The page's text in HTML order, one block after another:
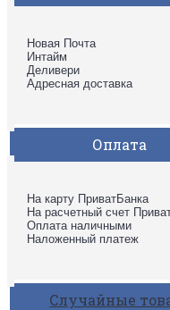
Новая Почта
Интайм
Деливери
Адресная доставка
Оплата
На карту ПриватБанка
На расчетный счет
Оплата наличными
Наложенный платеж
Случайные